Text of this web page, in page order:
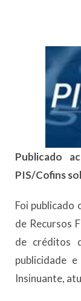
Publicado
PIS/Cofins
Foi publicado
de Recursos
de créditos
publicidade
Insinuante,